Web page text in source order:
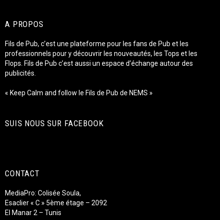
A PROPOS
Fils de Pub, c’est une plateforme pour les fans de Pub et les
professionnels pour y découvrir les nouveautés, les Tops et les
Flops. Fils de Pub c’est aussi un espace d’échange autour des
publicités.
« Keep Calm and follow le Fils de Pub de NEMS »
SUIS NOUS SUR FACEBOOK
CONTACT
MediaPro: Colisée Soula,
Esaclier « C » 5ème étage – 2092
El Manar 2 – Tunis